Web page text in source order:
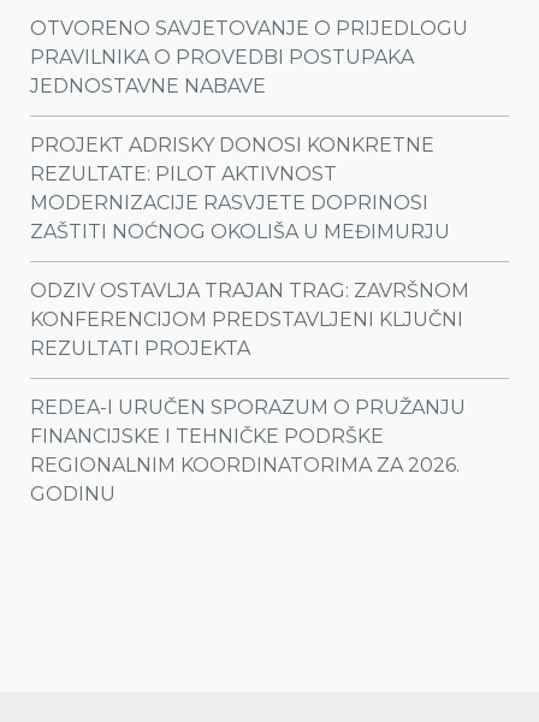
OTVORENO SAVJETOVANJE O PRIJEDLOGU
PRAVILNIKA O PROVEDBI POSTUPAKA
JEDNOSTAVNE NABAVE
PROJEKT ADRISKY DONOSI KONKRETNE
REZULTATE: PILOT AKTIVNOST
MODERNIZACIJE RASVJETE DOPRINOSI
ZAŠTITI NOĆNOG OKOLIŠA U MEĐIMURJU
ODZIV OSTAVLJA TRAJAN TRAG: ZAVRŠNOM
KONFERENCIJOM PREDSTAVLJENI KLJUČNI
REZULTATI PROJEKTA
REDEA-I URUČEN SPORAZUM O PRUŽANJU
FINANCIJSKE I TEHNIČKE PODRŠKE
REGIONALNIM KOORDINATORIMA ZA 2026.
GODINU